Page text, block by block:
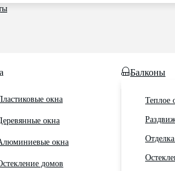
окна
окна
окна
домов
Балконы
Теплое